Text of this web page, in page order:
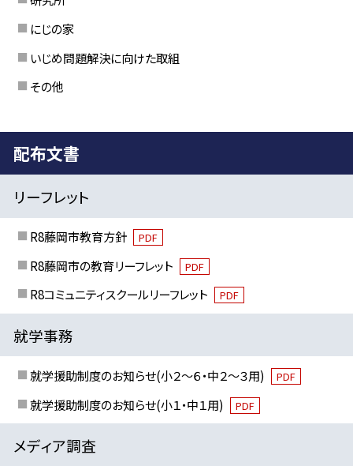
にじの家
いじめ問題解決に向けた取組
その他
配布文書
リーフレット
R8藤岡市教育方針 PDF
R8藤岡市の教育リーフレット PDF
R8コミュニティスクールリーフレット PDF
就学事務
就学援助制度のお知らせ(小２～６・中２～３用) PDF
就学援助制度のお知らせ(小１・中１用) PDF
メディア調査